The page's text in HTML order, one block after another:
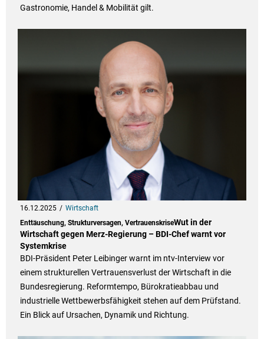
Gastronomie, Handel & Mobilität gilt.
16.12.2025
Wirtschaft
Enttäuschung, Strukturversagen, VertrauenskriseWut in der
Wirtschaft gegen Merz-Regierung – BDI-Chef warnt vor
Systemkrise
BDI-Präsident Peter Leibinger warnt im ntv-Interview vor
einem strukturellen Vertrauensverlust der Wirtschaft in die
Bundesregierung. Reformtempo, Bürokratieabbau und
industrielle Wettbewerbsfähigkeit stehen auf dem Prüfstand.
Ein Blick auf Ursachen, Dynamik und Richtung.